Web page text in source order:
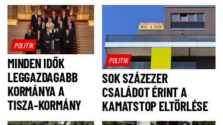
POLITIK
MINDEN IDŐK
LEGGAZDAGABB
KORMÁNYA A
TISZA-KORMÁNY
POLITIK
SOK SZÁZEZER
CSALÁDOT ÉRINT A
KAMATSTOP ELTÖRLÉSE